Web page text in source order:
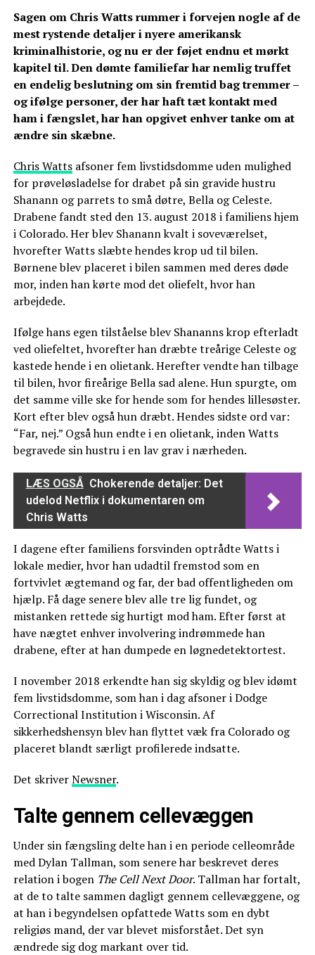
Sagen om Chris Watts rummer i forvejen nogle af de
mest rystende detaljer i nyere amerikansk
kriminalhistorie, og nu er der føjet endnu et mørkt
kapitel til. Den dømte familiefar har nemlig truffet
en endelig beslutning om sin fremtid bag tremmer –
og ifølge personer, der har haft tæt kontakt med
ham i fængslet, har han opgivet enhver tanke om at
ændre sin skæbne.
Chris Wattsafsoner fem livstidsdomme uden mulighed
for prøveløsladelse for drabet på sin gravide hustru
Shanann og parrets to små døtre, Bella og Celeste.
Drabene fandt sted den 13. august 2018 i familiens hjem
i Colorado. Her blev Shanann kvalt i soveværelset,
hvorefter Watts slæbte hendes krop ud til bilen.
Børnene blev placeret i bilen sammen med deres døde
mor, inden han kørte mod det oliefelt, hvor han
arbejdede.
Ifølge hans egen tilståelse blev Shananns krop efterladt
ved oliefeltet, hvorefter han dræbte treårige Celeste og
kastede hende i en olietank. Herefter vendte han tilbage
til bilen, hvor fireårige Bella sad alene. Hun spurgte, om
det samme ville ske for hende som for hendes lillesøster.
Kort efter blev også hun dræbt. Hendes sidste ord var:
“Far, nej.” Også hun endte i en olietank, inden Watts
begravede sin hustru i en lav grav i nærheden.
LÆS OGSÅ Chokerende detaljer: Det
udelod Netflix i dokumentaren om
Chris Watts
I dagene efter familiens forsvinden optrådte Watts i
lokale medier, hvor han udadtil fremstod som en
fortvivlet ægtemand og far, der bad offentligheden om
hjælp. Få dage senere blev alle tre lig fundet, og
mistanken rettede sig hurtigt mod ham. Efter først at
have nægtet enhver involvering indrømmede han
drabene, efter at han dumpede en løgnedetektortest.
I november 2018 erkendte han sig skyldig og blev idømt
fem livstidsdomme, som han i dag afsoner i Dodge
Correctional Institution i Wisconsin. Af
sikkerhedshensyn blev han flyttet væk fra Colorado og
placeret blandt særligt profilerede indsatte.
Det skriverNewsner.
Talte gennem cellevæggen
Under sin fængsling delte han i en periode celleområde
med Dylan Tallman, som senere har beskrevet deres
relation i bogen The Cell Next Door. Tallman har fortalt,
at de to talte sammen dagligt gennem cellevæggene, og
at han i begyndelsen opfattede Watts som en dybt
religiøs mand, der var blevet misforstået. Det syn
ændrede sig dog markant over tid.